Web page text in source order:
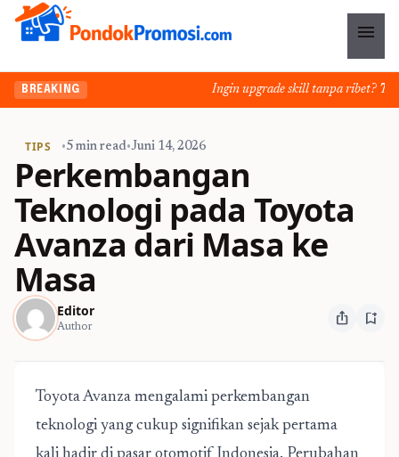
menu
BREAKING Ingin upgrade skill tanpa ribet?
TIPS •5 min read•Juni 14, 2026
Perkembangan
Teknologi pada Toyota
Avanza dari Masa ke
Masa
Editor
Author ios_share bookmark_add
Toyota Avanza mengalami perkembangan
teknologi yang cukup signifikan sejak pertama